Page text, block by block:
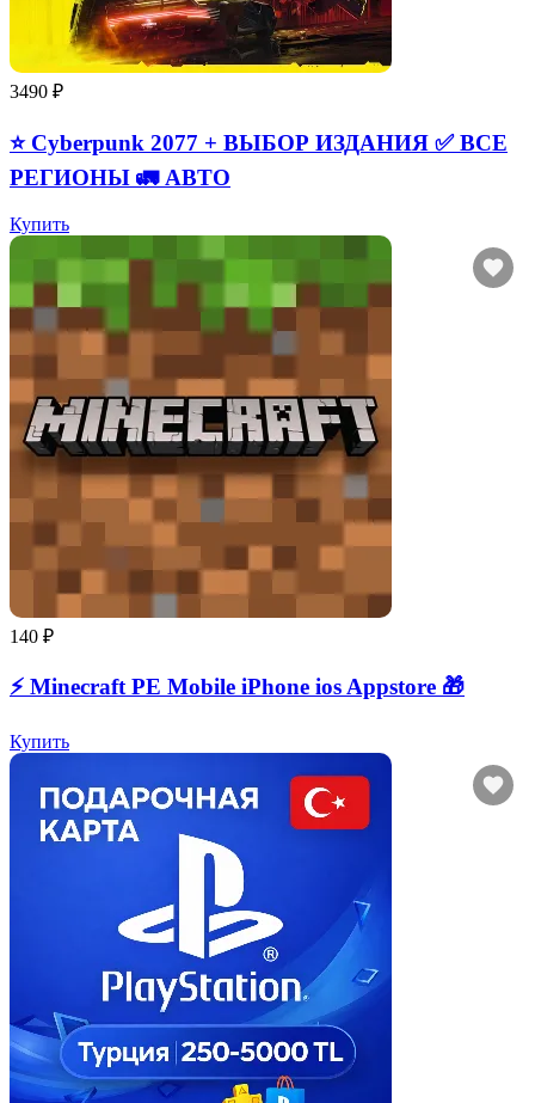
3490 ₽
⭐ Cyberpunk 2077 + ВЫБОР ИЗДАНИЯ ✅ ВСЕ
РЕГИОНЫ 🚛 АВТО
Купить
140 ₽
⚡️ Minecraft PE Mobile iPhone ios Appstore 🎁
Купить